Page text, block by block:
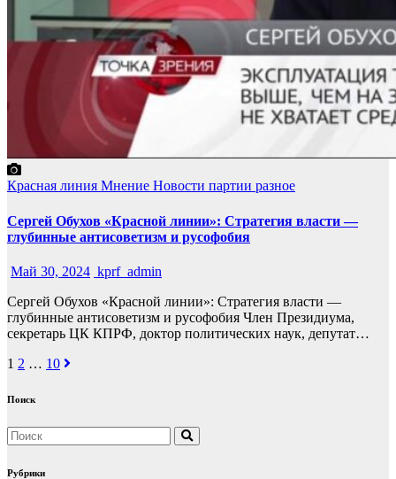
Красная линия Мнение Новости партии разное
Сергей Обухов «Красной линии»: Стратегия власти —
глубинные антисоветизм и русофобия
Май 30, 2024 kprf_admin
Сергей Обухов «Красной линии»: Стратегия власти —
глубинные антисоветизм и русофобия Член Президиума,
секретарь ЦК КПРФ, доктор политических наук, депутат…
Навигация
по
1 2 … 10
Поиск
Рубрики